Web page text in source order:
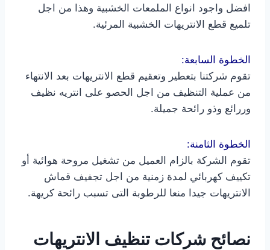
افضل واجود انواع الملمعات الخشبية وهذا من اجل
تلميع قطع الانتريهات الخشبية المرئية.
الخطوة السابعة:
تقوم شركتنا بتعطير وتعقيم قطع الانتريهات بعد الانتهاء
من عملية التنظيف من اجل الحصو على انتريه نظيف
وررائع وذو رائحة جميلة.
الخطوة الثامنة:
تقوم الشركة بالزام العميل من تشغيل مروحة هوائية أو
تكييف كهربائي لمدة زمنية من اجل تجفيف قماش
الانتريهات جيدا منعا للرطوبة التى تسبب رائحة كريهة.
نصائح شركات تنظيف الانتريهات